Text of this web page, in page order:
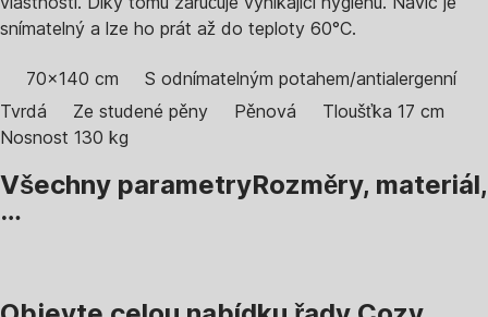
snímatelný a lze ho prát až do teploty 60°C.
70x140 cm
S odnímatelným potahem/antialergenní
Tvrdá
Ze studené pěny Pěnová
Tloušťka 17 cm
Nosnost 130 kg
Všechny parametryRozměry, materiál,
…